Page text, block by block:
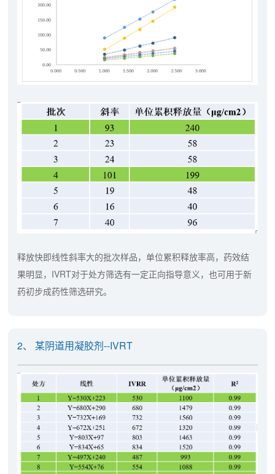
释放快即线性斜率大的批次样品，单位累积释放率高，药效结
果明显，IVRT对于处方筛选有一定正向指导意义，也可用于新
药初步成药性筛选研究。
2、 某阴道用凝胶剂--IVRT